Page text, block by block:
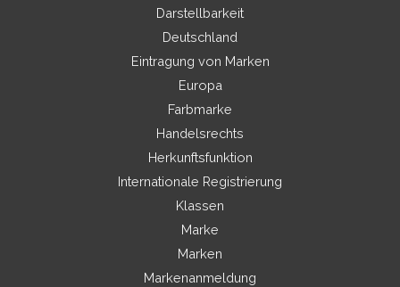
Darstellbarkeit
Deutschland
Eintragung von Marken
Europa
Farbmarke
Handelsrechts
Herkunftsfunktion
Internationale Registrierung
Klassen
Marke
Marken
Markenanmeldung